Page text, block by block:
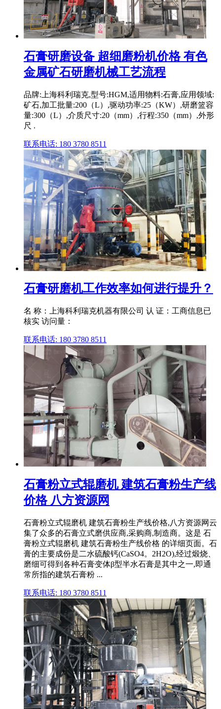
石膏研磨设备 超细磨粉机价格 有色
金属矿石研磨机械工艺流程
品牌:上海科利瑞克,型号:HGM,适用物料:石膏,应用领域:
矿石,加工批量:200（L）,驱动功率:25（KW）,研磨篮容
量:300（L）,介质尺寸:20（mm）,行程:350（mm）,外形
尺 .
联系电话: 180 3780 8511
石膏研磨机工作效率如何进行提升？
名 称：上海科利瑞克机器有限公司 认 证：工商信息已
核实 访问量：
联系电话: 180 3780 8511
石膏粉立式辊磨机 建筑石膏粉生产线
价格 八方资源网
石膏粉立式辊磨机 建筑石膏粉生产线价格,八方资源网云
集了众多的石膏立式磨供应商,采购商,制造商。这是 石
膏粉立式辊磨机 建筑石膏粉生产线价格 的详细页面。石
膏的主要成份是二水硫酸钙(CaSO4。2H2O),经过煅烧、
磨细可得到各种石膏变体β型半水石膏是其中之一,即通
常所指的建筑石膏粉 ...
联系电话: 180 3780 8511